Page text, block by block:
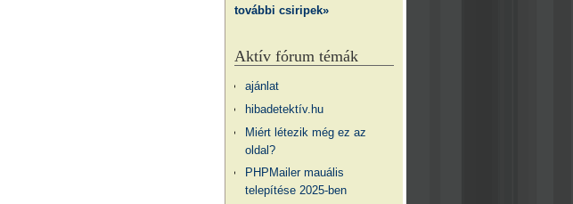
további csiripek»
Aktív fórum témák
ajánlat
hibadetektív.hu
Miért létezik még ez az
oldal?
PHPMailer mauális
telepítése 2025-ben